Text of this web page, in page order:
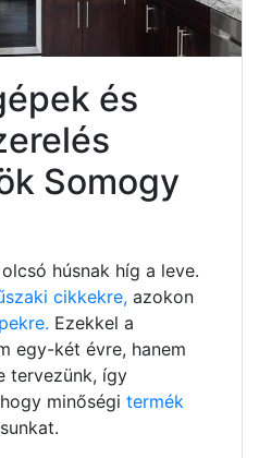
és
Somogy
húsnak híg a leve.
cikkekre, azokon
Ezekkel a
egy-két évre, hanem
tervezünk, így
minőségi termék